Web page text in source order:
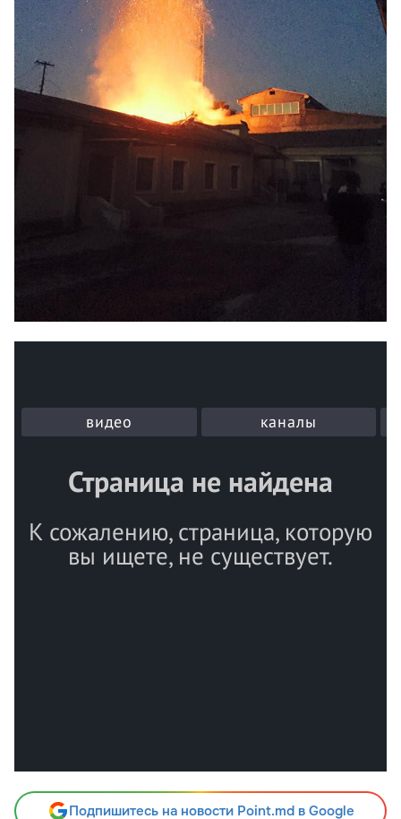
Подпишитесь на новости Point.md в Google